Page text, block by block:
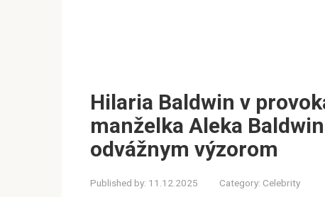
Hilaria Baldwin v
manželka Aleka
odvážnym výzorom
Published by: 11.12.2025 Category: Celebrity